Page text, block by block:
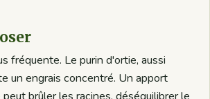
fréquente. Le purin d'ortie, aussi
un engrais concentré. Un apport